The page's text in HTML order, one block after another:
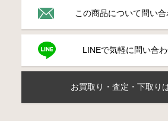
この商品について問い合
LINEで気軽に問い合
お買取り・査定・下取り